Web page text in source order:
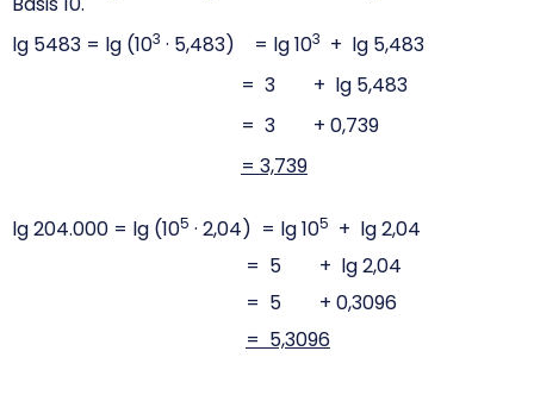
lg 5483 = lg (103 · 5,483) = lg 103 + lg 5,483
= 3 + lg 5,483
= 3 + 0,739
= 3,739
lg 204.000 = lg (105 · 2,04) = lg 105 + lg 2,04
= 5 + lg 2,04
= 5 + 0,3096
= 5,3096